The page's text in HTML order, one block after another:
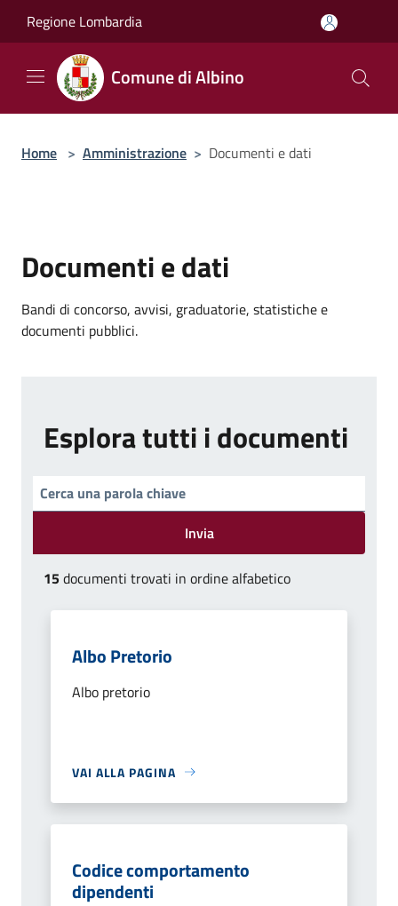
Regione Lombardia
Comune di Albino
Home > Amministrazione > Documenti e dati
Documenti e dati
Bandi di concorso, avvisi, graduatorie, statistiche e
documenti pubblici.
Esplora tutti i documenti
Invia
15documenti trovati in ordine alfabetico
Albo Pretorio
Albo pretorio
VAI ALLA PAGINA
Codice comportamento
dipendenti